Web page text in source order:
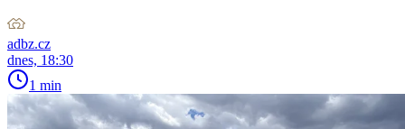
adbz.cz
dnes, 18:30
1 min